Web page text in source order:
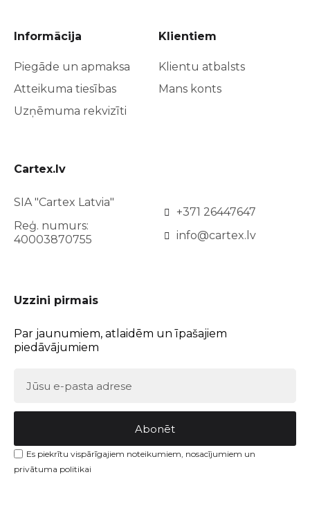
Informācija
Piegāde un apmaksa
Atteikuma tiesības
Uzņēmuma rekvizīti
Klientiem
Klientu atbalsts
Mans konts
Cartex.lv
SIA "Cartex Latvia"
Reģ. numurs:
40003870755
+371 26447647
info@cartex.lv
Uzzini pirmais
Par jaunumiem, atlaidēm un īpašajiem
piedāvājumiem
Abonēt
Es piekrītu vispārīgajiem noteikumiem, nosacījumiem un
privātuma politikai